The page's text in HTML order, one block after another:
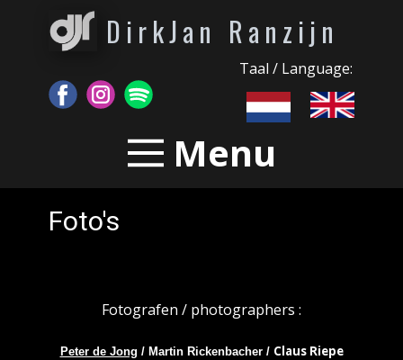
DirkJan Ranzijn
Taal / Language:
Menu
Foto's
Fotografen / photographers :
Peter de Jong / Martin Rickenbacher / Claus Riepe